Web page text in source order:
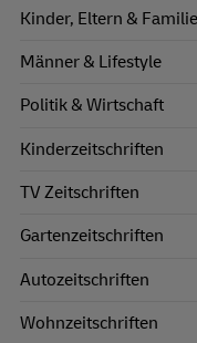
Kinder, Eltern & Familie
Männer & Lifestyle
Politik & Wirtschaft
Kinderzeitschriften
TV Zeitschriften
Gartenzeitschriften
Autozeitschriften
Wohnzeitschriften